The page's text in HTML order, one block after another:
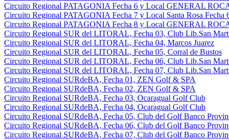
Circuito Regional PATAGONIA Fecha 6 y Local GENERAL
Circuito Regional PATAGONIA Fecha 7 y Local Santa Rosa Fecha
Circuito Regional PATAGONIA Fecha 8 y Local GENERAL
Circuito Regional SUR del LITORAL, Fecha 03, Club Lib.San
Circuito Regional SUR del LITORAL, Fecha 04, Marcos Juarez
Circuito Regional SUR del LITORAL, Fecha 05, Corral de Bustos
Circuito Regional SUR del LITORAL, Fecha 06, Club Lib.San
Circuito Regional SUR del LITORAL, Fecha 07, Club Lib.San
Circuito Regional SURdeBA, Fecha 01, ZEN Golf & SPA
Circuito Regional SURdeBA, Fecha 02, ZEN Golf & SPA
Circuito Regional SURdeBA, Fecha 03, Ocaragual Golf Club
Circuito Regional SURdeBA, Fecha 04, Ocaragual Golf Club
Circuito Regional SURdeBA, Fecha 05, Club del Golf Banco
Circuito Regional SURdeBA, Fecha 06, Club del Golf Banco
Circuito Regional SURdeBA, Fecha 07, Club del Golf Banco